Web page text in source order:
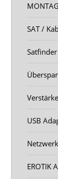
SAT /
Satfinder
USB
EROTIK